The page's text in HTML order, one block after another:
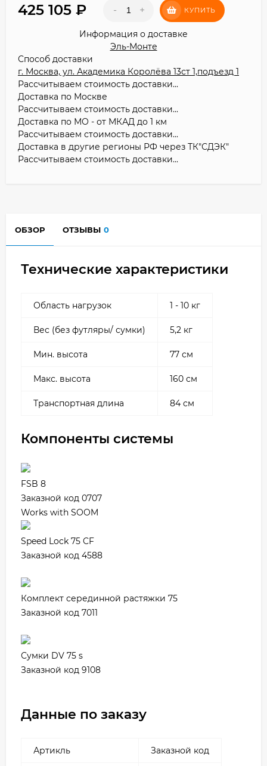
425 105 - + КУПИТЬ
Информация о доставке
Эль-Монте
Способ доставки
г. Москва, ул. Академика Королёва 13ст 1,подъезд 1
Рассчитываем стоимость доставки...
Доставка по Москве
Рассчитываем стоимость доставки...
Доставка по МО - от МКАД до 1 км
Рассчитываем стоимость доставки...
Доставка в другие регионы РФ через ТК"СДЭК"
Рассчитываем стоимость доставки...
ОБЗОР ОТЗЫВЫ 0
Технические характеристики
Область нагрузок 1 - 10 кг
Вес (без футляры/ сумки) 5,2 кг
Мин. высота 77 см
Макс. высота 160 см
Транспортная длина 84 см
Компоненты системы
FSB 8
Заказной код 0707
Works with SOOM
Speed Lock 75 CF
Заказной код 4588
Комплект серединной растяжки 75
Заказной код 7011
Сумки DV 75 s
Заказной код 9108
Данные по заказу
Артикль Заказной код